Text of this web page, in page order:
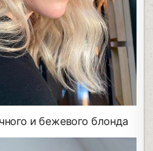
и бежевого блонда